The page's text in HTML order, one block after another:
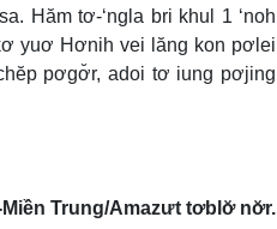
Hăm tơ-‘ngla bri khul 1 ‘noh
yuơ Hơnih vei lăng kon pơlei
pơgơ̆r, adoi tơ iung pơjing
Trung/Amazưt tơblơ̆ nơ̆r.